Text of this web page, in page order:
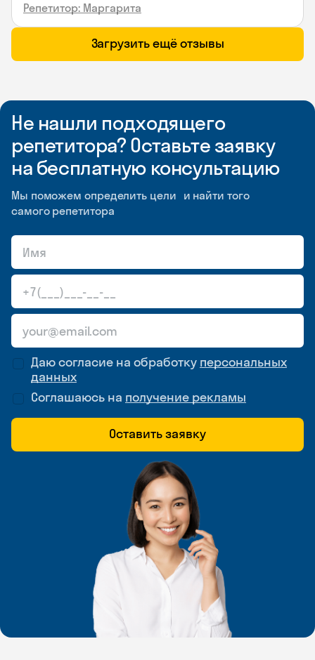
Репетитор: Маргарита
Загрузить ещё отзывы
Не нашли подходящего
репетитора? Оставьте заявку
на бесплатную консультацию
Мы поможем определить цели и найти того
самого репетитора
Даю согласие на обработку персональных
данных
Соглашаюсь на получение рекламы
Оставить заявку